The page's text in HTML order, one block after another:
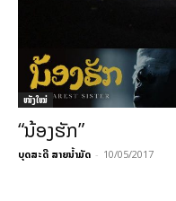
ໜັງໃໝ່
“ນ້ອງຮັກ”
ບຸດສະດີ ສາຍນ້ຳມັດ - 10/05/2017